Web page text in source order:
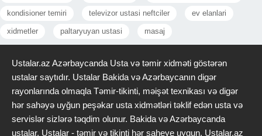
kondisioner temiri televizor ustasi neftciler ev elanlari
xidmetler paltaryuyan ustasi masaj
Ustalar.az Azərbaycanda Usta və təmir xidməti göstərən
ustalar saytıdır. Ustalar Bakida və Azərbaycanın digər
rayonlarında olmaqla Təmir-tikinti, məişət texnikası və digər
hər sahəyə uyğun peşəkar usta xidmətləri təklif edən usta və
servislər sizlərə təqdim olunur. Bakida və Azərbaycanda
ustalar. Ustalar - təmir və tikinti hər saheye uygun. Ustalar.az